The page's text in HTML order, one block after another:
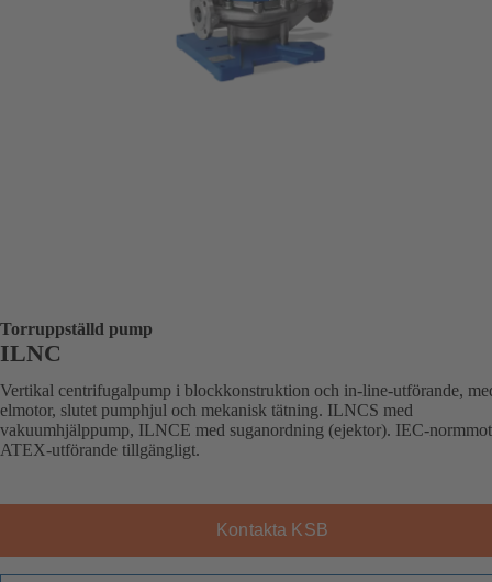
Torruppställd pump
ILNC
Vertikal centrifugalpump i blockkonstruktion och in-line-utförande,
elmotor, slutet pumphjul och mekanisk tätning. ILNCS med
vakuumhjälppump, ILNCE med suganordning (ejektor). IEC-
ATEX-utförande tillgängligt.
Kontakta KSB